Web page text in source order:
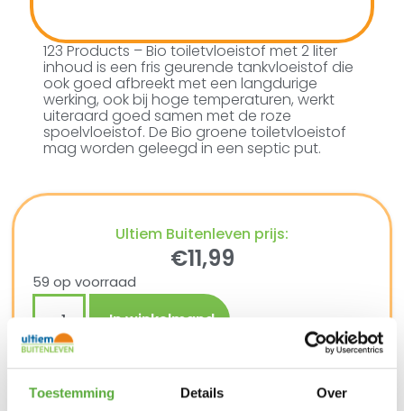
Toestemming Details Over
123 Products – Bio toiletvloeistof met 2 liter
inhoud is een fris geurende tankvloeistof die
ook goed afbreekt met een langdurige
werking, ook bij hoge temperaturen, werkt
uiteraard goed samen met de roze
spoelvloeistof. De Bio groene toiletvloeistof
mag worden geleegd in een septic put.
Ultiem Buitenleven prijs:
€11,99
59 op voorraad
In winkelmand
Achteraf betalen mogelijk